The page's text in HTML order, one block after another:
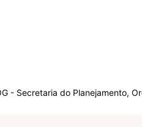
- Secretaria do Planejamento,